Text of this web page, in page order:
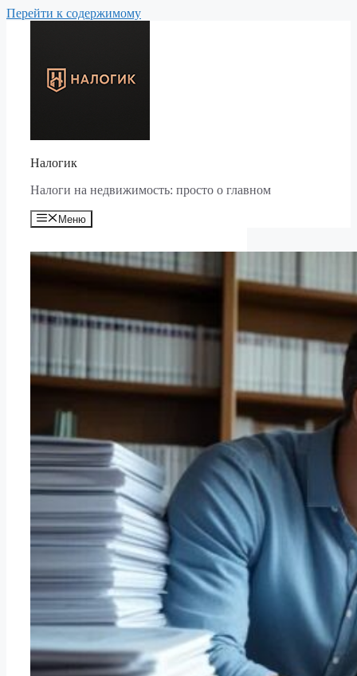
Перейти к содержимому
Налогик
Налоги на недвижимость: просто о главном
Меню